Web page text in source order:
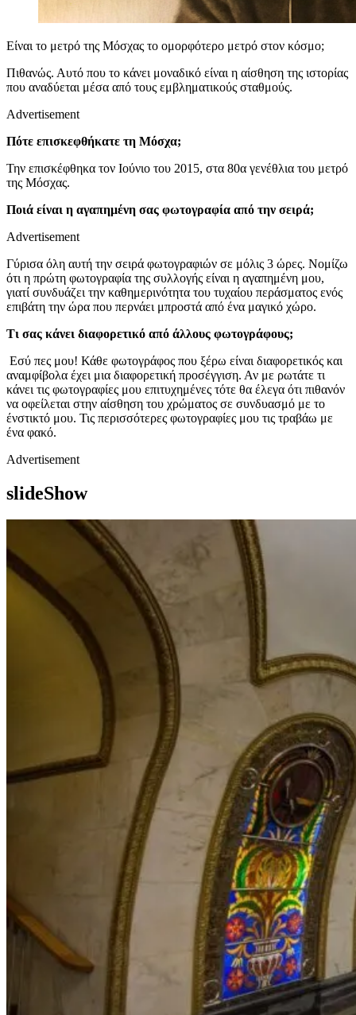
Είναι το μετρό της Μόσχας το ομορφότερο μετρό στον κόσμο;
Πιθανώς. Αυτό που το κάνει μοναδικό είναι η αίσθηση της ιστορίας
που αναδύεται μέσα από τους εμβληματικούς σταθμούς.
Advertisement
Πότε επισκεφθήκατε τη Μόσχα;
Την επισκέφθηκα τον Ιούνιο του 2015, στα 80α γενέθλια του μετρό
της Μόσχας.
Ποιά είναι η αγαπημένη σας φωτογραφία από την σειρά;
Advertisement
Γύρισα όλη αυτή την σειρά φωτογραφιών σε μόλις 3 ώρες. Νομίζω
ότι η πρώτη φωτογραφία της συλλογής είναι η αγαπημένη μου,
γιατί συνδυάζει την καθημερινότητα του τυχαίου περάσματος ενός
επιβάτη την ώρα που περνάει μπροστά από ένα μαγικό χώρο.
Τι σας κάνει διαφορετικό από άλλους φωτογράφους;
Εσύ πες μου! Κάθε φωτογράφος που ξέρω είναι διαφορετικός και
αναμφίβολα έχει μια διαφορετική προσέγγιση. Αν με ρωτάτε τι
κάνει τις φωτογραφίες μου επιτυχημένες τότε θα έλεγα ότι πιθανόν
να οφείλεται στην αίσθηση του χρώματος σε συνδυασμό με το
ένστικτό μου. Τις περισσότερες φωτογραφίες μου τις τραβάω με
ένα φακό.
Advertisement
slideShow